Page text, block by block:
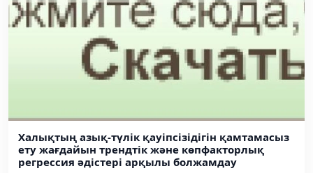
Халықтың азық-түлік қауіпсізідігін қамтамасыз
ету жағдайын трендтік және көпфакторлық
регрессия әдістері арқылы болжамдау